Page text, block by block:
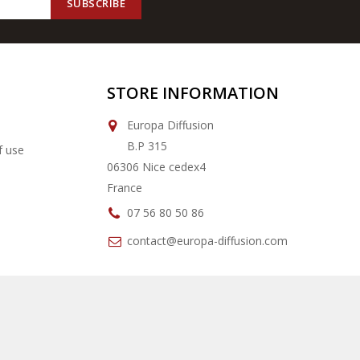
use
STORE INFORMATION
Europa Diffusion
B.P 315
06306 Nice cedex4
France
07 56 80 50 86
contact@europa-diffusion.com